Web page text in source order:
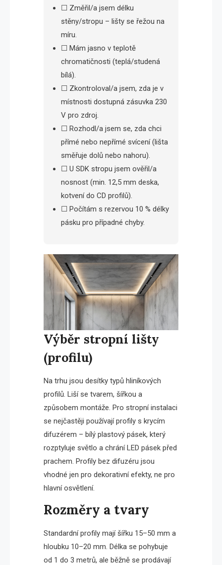
☐ Změřil/a jsem délku
stěny/stropu – lišty se řežou na
míru.
☐ Mám jasno v teplotě
chromatičnosti (teplá/studená
bílá).
☐ Zkontroloval/a jsem, zda je v
místnosti dostupná zásuvka 230
V pro zdroj.
☐ Rozhodl/a jsem se, zda chci
přímé nebo nepřímé svícení (lišta
směřuje dolů nebo nahoru).
☐ U SDK stropu jsem ověřil/a
nosnost (min. 12,5 mm deska,
kotvení do CD profilů).
☐ Počítám s rezervou 10 % délky
pásku pro případné chyby.
Výběr stropní lišty
(profilu)
Na trhu jsou desítky typů hliníkových
profilů. Liší se tvarem, šířkou a
způsobem montáže. Pro stropní instalaci
se nejčastěji používají profily s krycím
difuzérem – bílý plastový pásek, který
rozptyluje světlo a chrání LED pásek před
prachem. Profily bez difuzéru jsou
vhodné jen pro dekorativní efekty, ne pro
hlavní osvětlení.
Rozměry a tvary
Standardní profily mají šířku 15–50 mm a
hloubku 10–20 mm. Délka se pohybuje
od 1 do 3 metrů, ale běžně se prodávají